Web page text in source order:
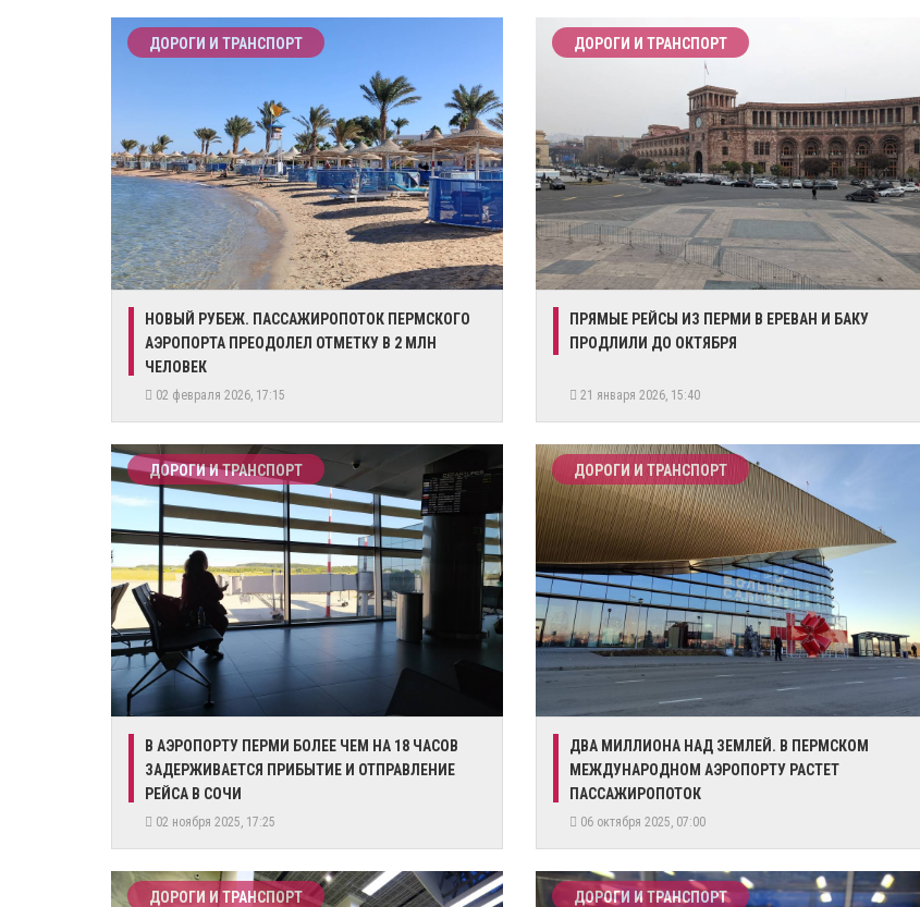
ДОРОГИ И ТРАНСПОРТ
НОВЫЙ РУБЕЖ. ​ПАССАЖИРОПОТОК ПЕРМСКОГО
АЭРОПОРТА ПРЕОДОЛЕЛ ОТМЕТКУ В 2 МЛН
ЧЕЛОВЕК
02 февраля 2026, 17:15
ДОРОГИ И ТРАНСПОРТ
ПРЯМЫЕ РЕЙСЫ ИЗ ПЕРМИ В ЕРЕВАН И БАКУ
ПРОДЛИЛИ ДО ОКТЯБРЯ
21 января 2026, 15:40
ДОРОГИ И ТРАНСПОРТ
​В АЭРОПОРТУ ПЕРМИ БОЛЕЕ ЧЕМ НА 18 ЧАСОВ
ЗАДЕРЖИВАЕТСЯ ПРИБЫТИЕ И ОТПРАВЛЕНИЕ
РЕЙСА В СОЧИ
02 ноября 2025, 17:25
ДОРОГИ И ТРАНСПОРТ
​ДВА МИЛЛИОНА НАД ЗЕМЛЕЙ. В ПЕРМСКОМ
МЕЖДУНАРОДНОМ АЭРОПОРТУ РАСТЕТ
ПАССАЖИРОПОТОК
06 октября 2025, 07:00
ДОРОГИ И ТРАНСПОРТ ДОРОГИ И ТРАНСПОРТ